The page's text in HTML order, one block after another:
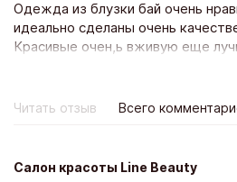
Одежда из блузки бай очень
идеально сделаны очень
Красивые очен,ь вживую еще
оформляю уже 10 заказ и
Всё подошло, качество
Читать отзыв
Всего
Салон красоты Line Beauty